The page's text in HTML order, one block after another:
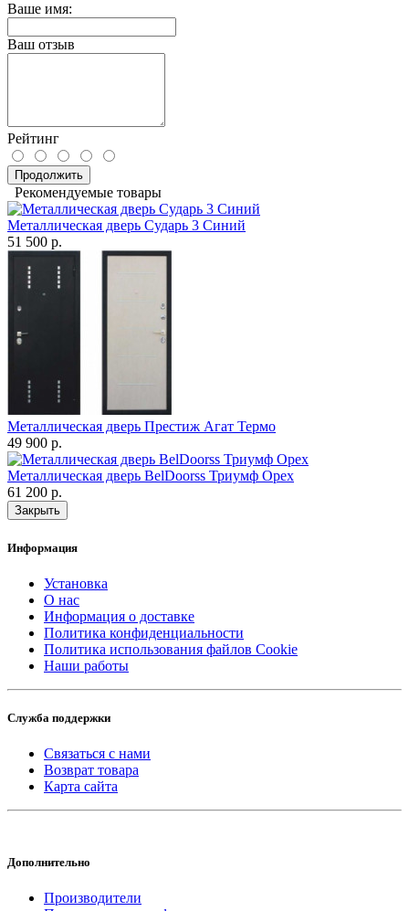
Ваше имя:
Ваш отзыв
Рейтинг
Продолжить
Рекомендуемые товары
Металлическая дверь Сударь 3 Синий
51 500 р.
Металлическая дверь Престиж Агат Термо
49 900 р.
Металлическая дверь BelDoorss Триумф Орех
61 200 р.
Закрыть
Информация
Установка
О нас
Информация о доставке
Политика конфиденциальности
Политика использования файлов Cookie
Наши работы
Служба поддержки
Связаться с нами
Возврат товара
Карта сайта
Дополнительно
Производители